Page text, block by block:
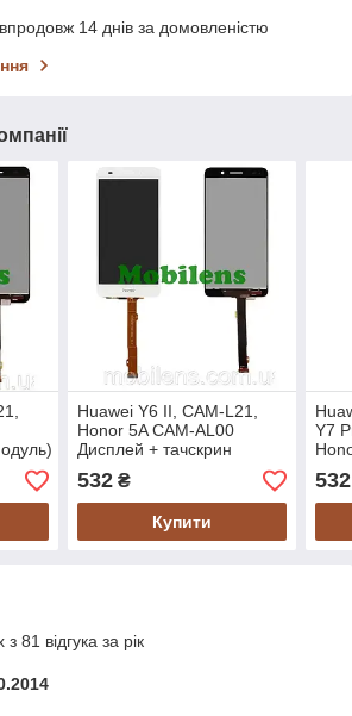
14 днів за домовленістю
Huawei Y6 II, CAM-L21,
Honor 5A CAM-AL00
Дисплей + тачскрин
532₴
Купити
Y7
532
81 відгука за рік